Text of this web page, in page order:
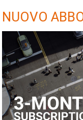
NUOVO